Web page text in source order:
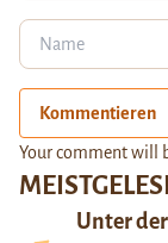
Unter
Kommentieren
Your comment will